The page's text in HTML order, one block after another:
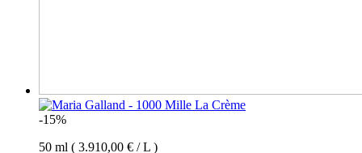
-15%
50 ml ( 3.910,00 € / L )